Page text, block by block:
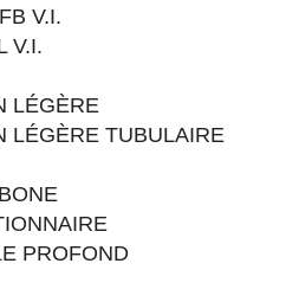
V.I.
V.I.
LÉGÈRE
LÉGÈRE TUBULAIRE
PROFOND